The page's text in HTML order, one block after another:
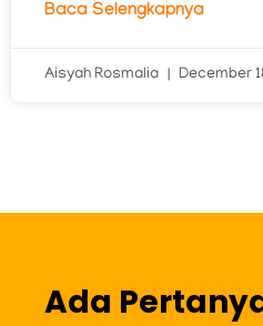
Baca Selengkapnya
Aisyah Rosmalia December
Ada